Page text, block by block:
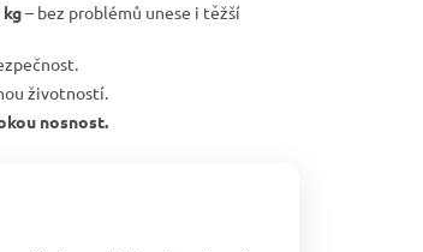
– bez problémů unese i těžší
životností.
nosnost.